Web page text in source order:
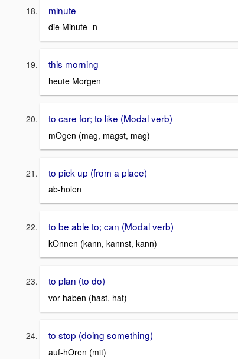
minute
die Minute -n
this morning
heute Morgen
to care for; to like (Modal verb)
mOgen (mag, magst, mag)
to pick up (from a place)
ab-holen
to be able to; can (Modal verb)
kOnnen (kann, kannst, kann)
to plan (to do)
vor-haben (hast, hat)
to stop (doing something)
auf-hOren (mit)